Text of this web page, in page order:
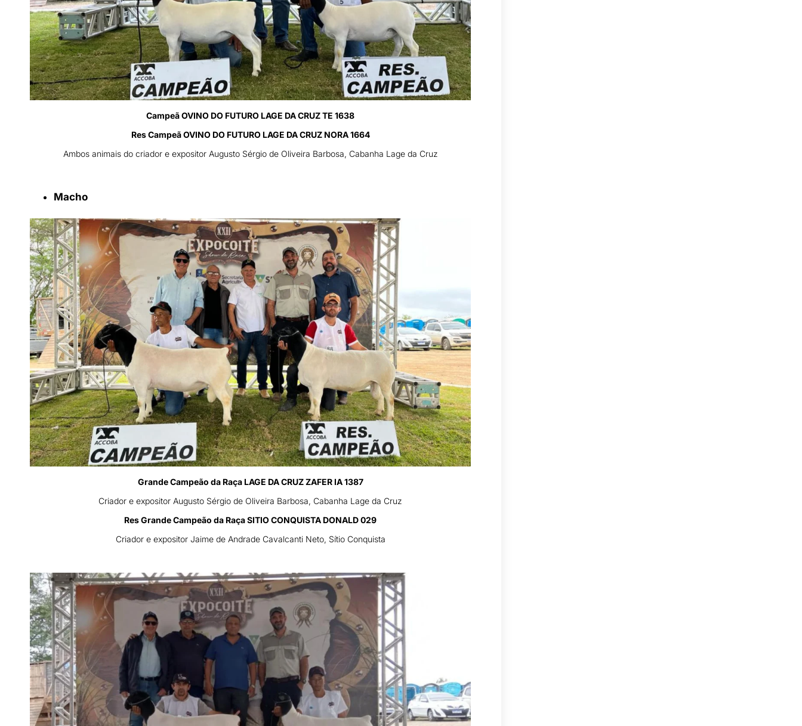
Campeã OVINO DO FUTURO LAGE DA CRUZ TE 1638
Res Campeã OVINO DO FUTURO LAGE DA CRUZ NORA 1664
Ambos animais do criador e expositor Augusto Sérgio de Oliveira Barbosa, Cabanha Lage da Cruz
Macho
Grande Campeão da Raça LAGE DA CRUZ ZAFER IA 1387
Criador e expositor Augusto Sérgio de Oliveira Barbosa, Cabanha Lage da Cruz
Res Grande Campeão da Raça SITIO CONQUISTA DONALD 029
Criador e expositor Jaime de Andrade Cavalcanti Neto, Sítio Conquista